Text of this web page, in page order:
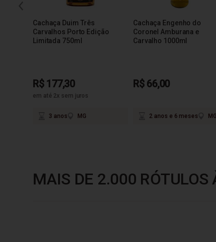
Cachaça Duim Três
Carvalhos Porto Edição
Limitada 750ml
R$ 177,30
em até 2x sem juros
3 anos MG
Cachaça Engenho do
Coronel Amburana e
Carvalho 1000ml
R$ 66,00
2 anos e 6 meses MG
MAIS DE 2.000 RÓTULOS